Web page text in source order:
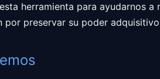
herramienta para ayudarnos
por preservar su poder